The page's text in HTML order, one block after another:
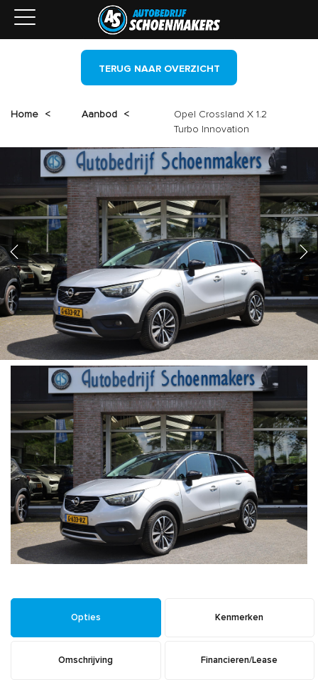
TERUG NAAR OVERZICHT
Home < Aanbod <
Opel Crossland X 1.2
Turbo Innovation
Opties Kenmerken
Omschrijving Financieren/Lease